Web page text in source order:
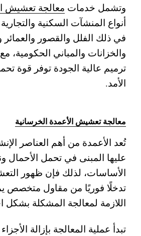
وتشمل خدمات معالجة تعشيش
أنواع المنشآت السكنية
في ذلك الفلل والقصور
والخزانات والمباني الحكومية،
ترميم عالية الجودة توفر قوة
الأمد.
معالجة تعشيش الأعمدة الخرسانية
تُعد الأعمدة من أهم العناصر
عليها المبنى في تحمل الأحمال
الأساسات، لذلك فإن ظهور
تدخلًا فوريًا من مقاول متخصص
اللازمة لمعالجة المشكلة بشكل
تبدأ عملية المعالجة بإزالة